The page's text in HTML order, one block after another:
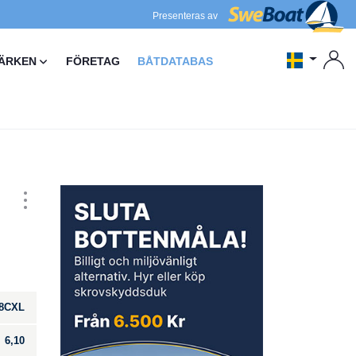
Presenteras av
FÖRETAG BÅTDATABAS
6,10